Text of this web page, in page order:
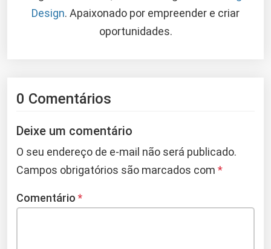
Design. Apaixonado por empreender e criar
oportunidades.
0 Comentários
Deixe um comentário
O seu endereço de e-mail não será publicado.
Campos obrigatórios são marcados com *
Comentário *